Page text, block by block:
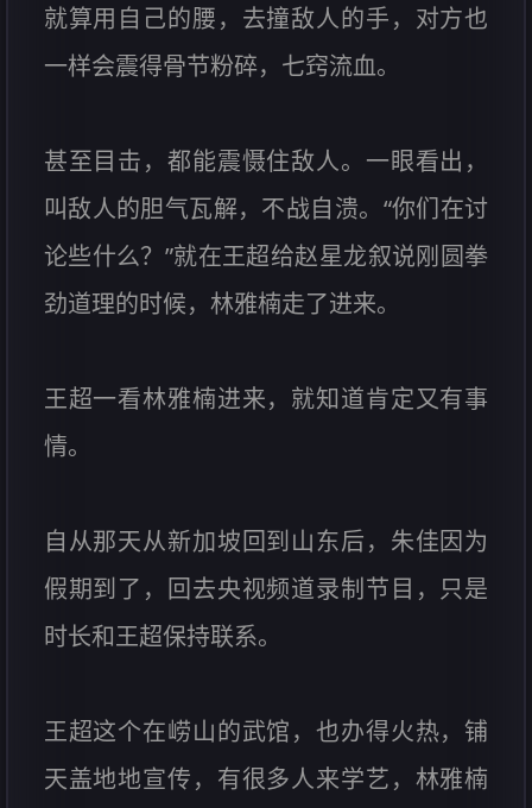
就算用自己的腰，去撞敌人的手，对方也
一样会震得骨节粉碎，七窍流血。
甚至目击，都能震慑住敌人。一眼看出，
叫敌人的胆气瓦解，不战自溃。“你们在讨
论些什么？”就在王超给赵星龙叙说刚圆拳
劲道理的时候，林雅楠走了进来。
王超一看林雅楠进来，就知道肯定又有事
情。
自从那天从新加坡回到山东后，朱佳因为
假期到了，回去央视频道录制节目，只是
时长和王超保持联系。
王超这个在崂山的武馆，也办得火热，铺
天盖地地宣传，有很多人来学艺，林雅楠